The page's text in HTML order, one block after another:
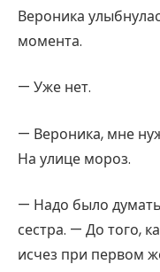
Вероника
момента.
— Уже нет.
— Вероника, мне
На улице мороз.
— Надо было
сестра. — До того,
исчез при первом